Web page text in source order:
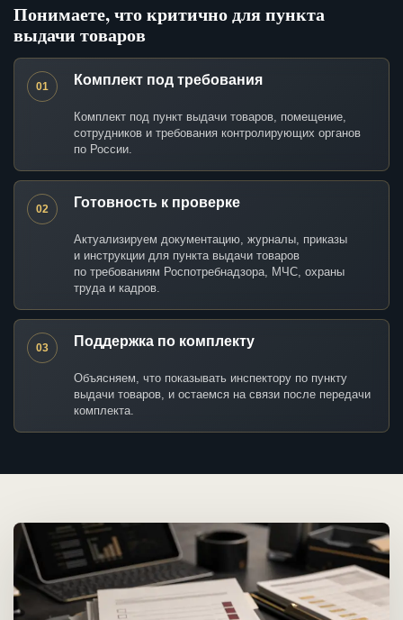
Понимаете, что критично для пункта
выдачи товаров
01 Комплект под требования
Комплект под пункт выдачи товаров, помещение,
сотрудников и требования контролирующих органов
по России.
02 Готовность к проверке
Актуализируем документацию, журналы, приказы
и инструкции для пункта выдачи товаров
по требованиям Роспотребнадзора, МЧС, охраны
труда и кадров.
03 Поддержка по комплекту
Объясняем, что показывать инспектору по пункту
выдачи товаров, и остаемся на связи после передачи
комплекта.